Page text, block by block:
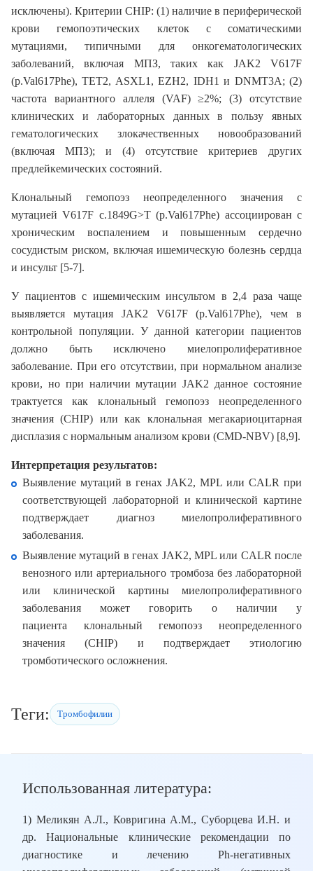
исключены). Критерии CHIP: (1) наличие в периферической
крови гемопоэтических клеток с соматическими
мутациями, типичными для онкогематологических
заболеваний, включая МПЗ, таких как JAK2 V617F
(p.Val617Phe), TET2, ASXL1, EZH2, IDH1 и DNMT3A; (2)
частота вариантного аллеля (VAF) ≥2%; (3) отсутствие
клинических и лабораторных данных в пользу явных
гематологических злокачественных новообразований
(включая МПЗ); и (4) отсутствие критериев других
предлейкемических состояний.
Клональный гемопоэз неопределенного значения с
мутацией V617F c.1849G>T (p.Val617Phe) ассоциирован с
хроническим воспалением и повышенным сердечно
сосудистым риском, включая ишемическую болезнь сердца
и инсульт [5-7].
У пациентов с ишемическим инсультом в 2,4 раза чаще
выявляется мутация JAK2 V617F (p.Val617Phe), чем в
контрольной популяции. У данной категории пациентов
должно быть исключено миелопролиферативное
заболевание. При его отсутствии, при нормальном анализе
крови, но при наличии мутации JAK2 данное состояние
трактуется как клональный гемопоэз неопределенного
значения (CHIP) или как клональная мегакариоцитарная
дисплазия с нормальным анализом крови (CMD-NBV) [8,9].
Интерпретация результатов:
Выявление мутаций в генах JAK2, MPL или CALR при
соответствующей лабораторной и клинической картине
подтверждает диагноз миелопролиферативного
заболевания.
Выявление мутаций в генах JAK2, MPL или CALR после
венозного или артериального тромбоза без лабораторной
или клинической картины миелопролиферативного
заболевания может говорить о наличии у
пациента клональный гемопоэз неопределенного
значения (CHIP) и подтверждает этиологию
тромботического осложнения.
Теги: Тромбофилии
Использованная литература:
1) Меликян А.Л., Ковригина А.М., Суборцева И.Н. и
др. Национальные клинические рекомендации по
диагностике и лечению Ph-негативных